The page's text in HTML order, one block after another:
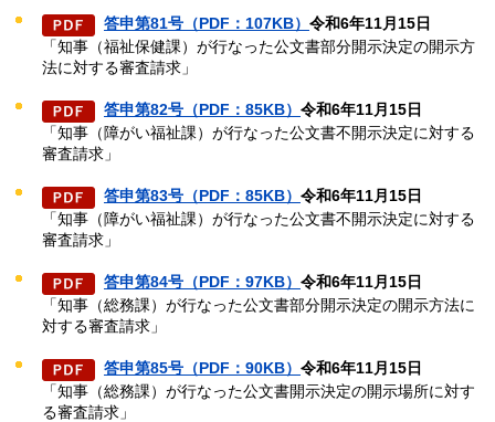
答申第81号（PDF：107KB） 令和6年11月15日
「知事（福祉保健課）が行なった公文書部分開示決定の開示方
法に対する審査請求」
答申第82号（PDF：85KB） 令和6年11月15日
「知事（障がい福祉課）が行なった公文書不開示決定に対する
審査請求」
答申第83号（PDF：85KB） 令和6年11月15日
「知事（障がい福祉課）が行なった公文書不開示決定に対する
審査請求」
答申第84号（PDF：97KB） 令和6年11月15日
「知事（総務課）が行なった公文書部分開示決定の開示方法に
対する審査請求」
答申第85号（PDF：90KB） 令和6年11月15日
「知事（総務課）が行なった公文書開示決定の開示場所に対す
る審査請求」